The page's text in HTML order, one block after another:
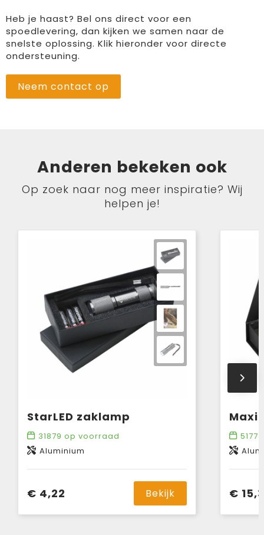
Heb je haast? Bel ons direct voor een
spoedlevering, dan kijken we samen naar de
snelste oplossing. Klik hieronder voor directe
ondersteuning.
Neem contact op
Anderen bekeken ook
Op zoek naar nog meer inspiratie? Wij
helpen je!
StarLED zaklamp
31879 op voorraad
Aluminium
€ 4,22 Bekijk
5177
€